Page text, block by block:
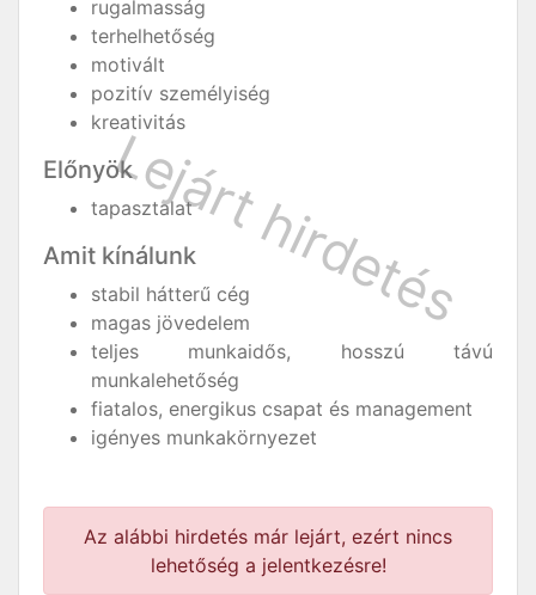
rugalmasság
terhelhetőség
motivált
pozitív személyiség
kreativitás
Előnyök
tapasztalat
Amit kínálunk
stabil hátterű cég
magas jövedelem
teljes munkaidős, hosszú távú
munkalehetőség
fiatalos, energikus csapat és management
igényes munkakörnyezet
Az alábbi hirdetés már lejárt, ezért nincs
lehetőség a jelentkezésre!